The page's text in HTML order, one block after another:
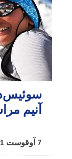
آنیم
7 آوقوست 10:21